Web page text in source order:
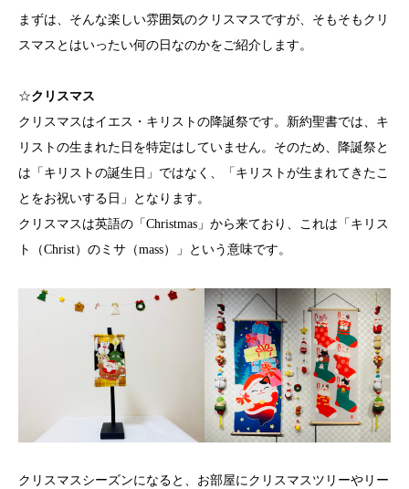
まずは、そんな楽しい雰囲気のクリスマスですが、そもそもクリ
スマスとはいったい何の日なのかをご紹介します。
☆クリスマス
クリスマスはイエス・キリストの降誕祭です。新約聖書では、キ
リストの生まれた日を特定はしていません。そのため、降誕祭と
は「キリストの誕生日」ではなく、「キリストが生まれてきたこ
とをお祝いする日」となります。
クリスマスは英語の「Christmas」から来ており、これは「キリス
ト（Christ）のミサ（mass）」という意味です。
クリスマスシーズンになると、お部屋にクリスマスツリーやリー